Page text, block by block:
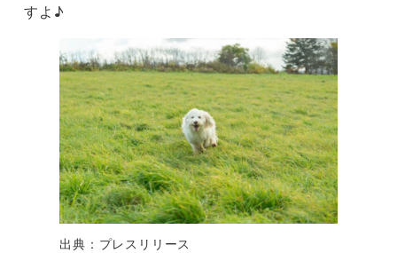
すよ♪
出典：プレスリリース